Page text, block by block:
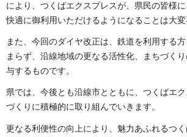
により、つくばエクスプレスが、県民の皆様に
快適に御利用いただけるようになることは大変
また、今回のダイヤ改正は、鉄道を利用する
まらず、沿線地域の更なる活性化、まちづく
与するものです。
県では、今後とも沿線市とともに、つくばエ
づくりに積極的に取り組んでいきます。
更なる利便性の向上により、魅力あふれるつく